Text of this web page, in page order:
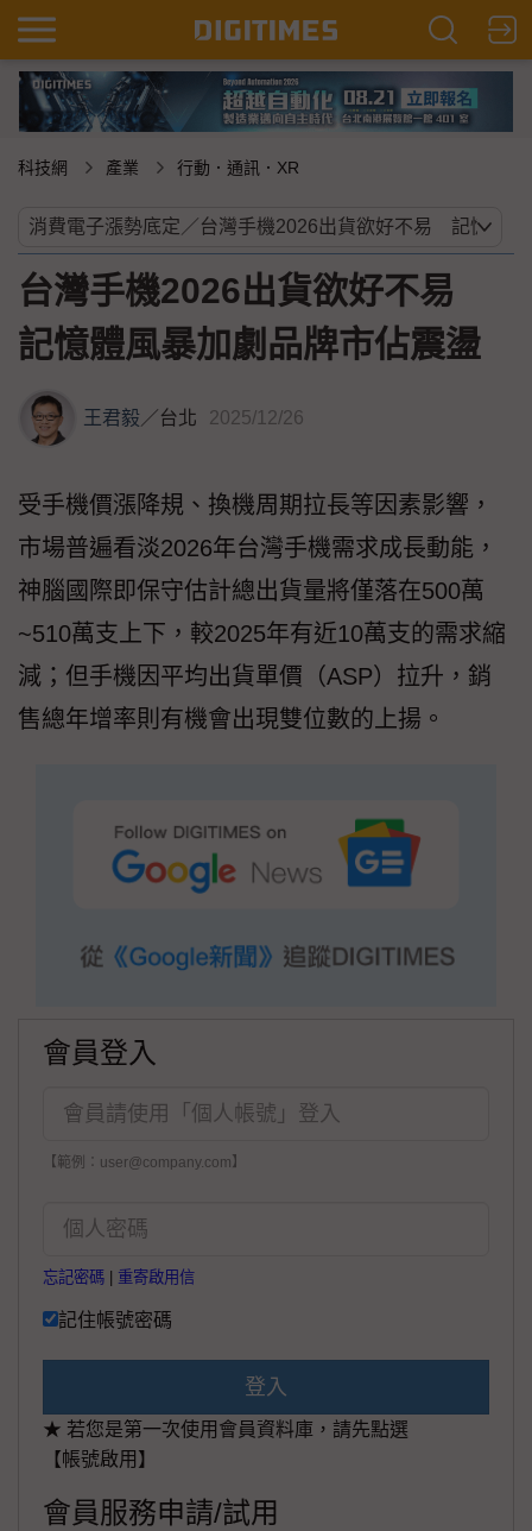
科技網 產業 行動．通訊．XR
台灣手機2026出貨欲好不易
記憶體風暴加劇品牌市佔震盪
王君毅／台北 2025/12/26
受手機價漲降規、換機周期拉長等因素影響，
市場普遍看淡2026年台灣手機需求成長動能，
神腦國際即保守估計總出貨量將僅落在500萬
~510萬支上下，較2025年有近10萬支的需求縮
減；但手機因平均出貨單價（ASP）拉升，銷
售總年增率則有機會出現雙位數的上揚。
會員登入
【範例：user@company.com】
忘記密碼 重寄啟用信
記住帳號密碼
登入
★ 若您是第一次使用會員資料庫，請先點選
【帳號啟用】
會員服務申請/試用